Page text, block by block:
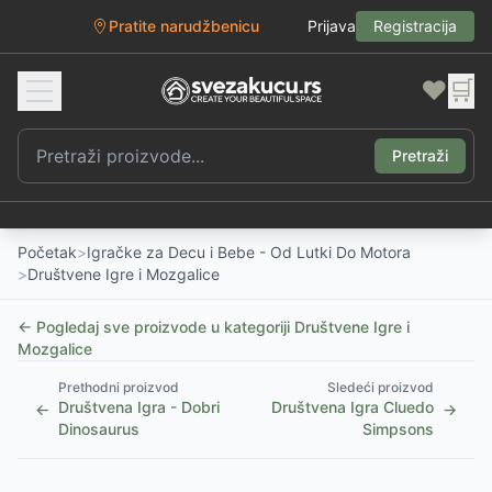
Pratite narudžbenicu Prijava Registracija
❤️ 🛒
Pretraži
Početak>Igračke za Decu i Bebe - Od Lutki Do Motora
>Društvene Igre i Mozgalice
← Pogledaj sve proizvode u kategoriji Društvene Igre i
Mozgalice
←
Prethodni proizvod
Društvena Igra - Dobri
Dinosaurus
Sledeći proizvod
Društvena Igra Cluedo
Simpsons
→